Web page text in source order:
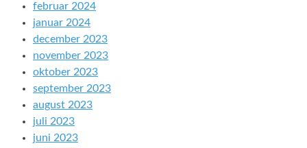
februar 2024
januar 2024
december 2023
november 2023
oktober 2023
september 2023
august 2023
juli 2023
juni 2023